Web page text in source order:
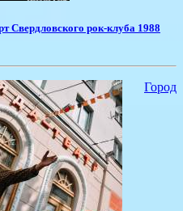
Свердловского рок-клуба 1988
Город